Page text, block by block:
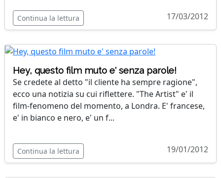
Continua la lettura 17/03/2012
Hey, questo film muto e' senza parole!
Se credete al detto "il cliente ha sempre ragione",
ecco una notizia su cui riflettere. "The Artist" e' il
film-fenomeno del momento, a Londra. E' francese,
e' in bianco e nero, e' un f...
Continua la lettura 19/01/2012